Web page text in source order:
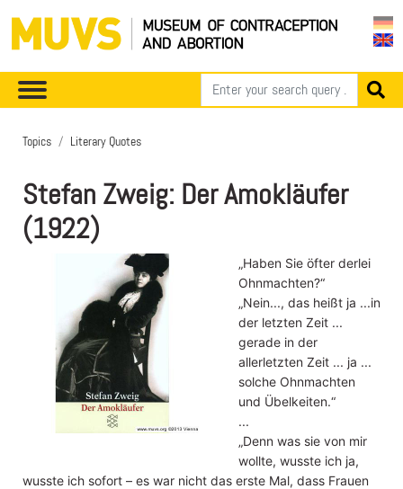
Topics Literary Quotes
Stefan Zweig: Der Amokläufer
(1922)
„Haben Sie öfter derlei
Ohnmachten?“
„Nein..., das heißt ja ...in
der letzten Zeit ...
gerade in der
allerletzten Zeit ... ja ...
solche Ohnmachten
und Übelkeiten.“
...
„Denn was sie von mir
wollte, wusste ich ja,
wusste ich sofort – es war nicht das erste Mal, dass Frauen